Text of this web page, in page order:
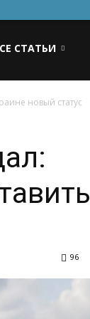
СТАТЬИ
новый статус
96